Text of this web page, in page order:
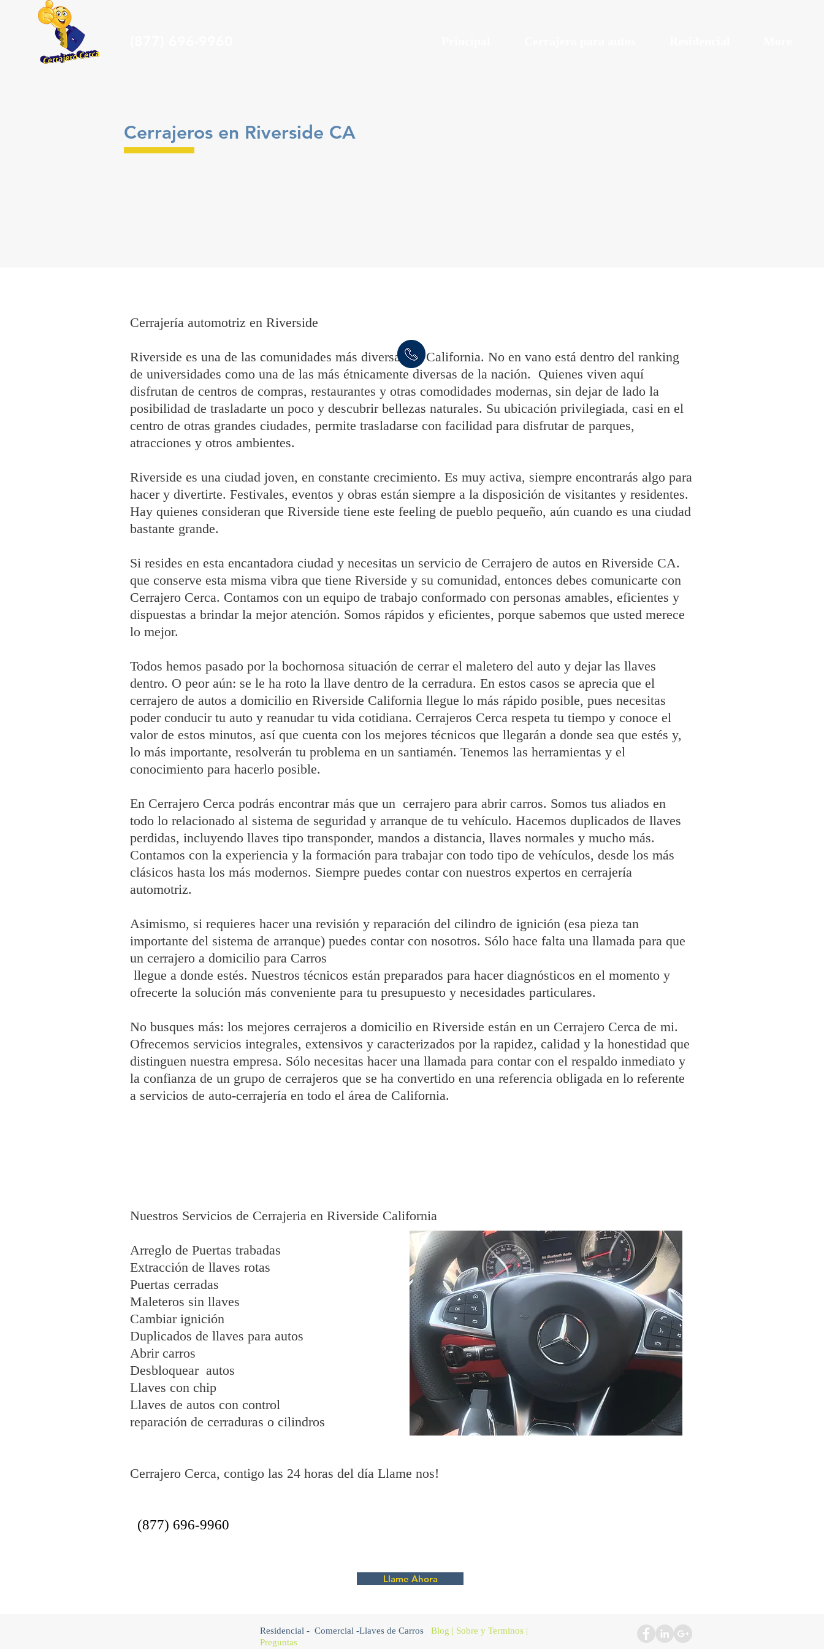
Cerrajeros en Riverside CA
Cerrajería automotriz en Riverside
Riverside es una de las comunidades más diversas de California. No en vano está dentro del ranking
de universidades como una de las más étnicamente diversas de la nación. Quienes viven aquí
disfrutan de centros de compras, restaurantes y otras comodidades modernas, sin dejar de lado la
posibilidad de trasladarte un poco y descubrir bellezas naturales. Su ubicación privilegiada, casi en el
centro de otras grandes ciudades, permite trasladarse con facilidad para disfrutar de parques,
atracciones y otros ambientes.
Riverside es una ciudad joven, en constante crecimiento. Es muy activa, siempre encontrarás algo para
hacer y divertirte. Festivales, eventos y obras están siempre a la disposición de visitantes y residentes.
Hay quienes consideran que Riverside tiene este feeling de pueblo pequeño, aún cuando es una ciudad
bastante grande.
Si resides en esta encantadora ciudad y necesitas un servicio de Cerrajero de autos en Riverside CA.
que conserve esta misma vibra que tiene Riverside y su comunidad, entonces debes comunicarte con
Cerrajero Cerca. Contamos con un equipo de trabajo conformado con personas amables, eficientes y
dispuestas a brindar la mejor atención. Somos rápidos y eficientes, porque sabemos que usted merece
lo mejor.
Todos hemos pasado por la bochornosa situación de cerrar el maletero del auto y dejar las llaves
dentro. O peor aún: se le ha roto la llave dentro de la cerradura. En estos casos se aprecia que el
cerrajero de autos a domicilio en Riverside California llegue lo más rápido posible, pues necesitas
poder conducir tu auto y reanudar tu vida cotidiana. Cerrajeros Cerca respeta tu tiempo y conoce el
valor de estos minutos, así que cuenta con los mejores técnicos que llegarán a donde sea que estés y,
lo más importante, resolverán tu problema en un santiamén. Tenemos las herramientas y el
conocimiento para hacerlo posible.
En Cerrajero Cerca podrás encontrar más que un cerrajero para abrir carros. Somos tus aliados en
todo lo relacionado al sistema de seguridad y arranque de tu vehículo. Hacemos duplicados de llaves
perdidas, incluyendo llaves tipo transponder, mandos a distancia, llaves normales y mucho más.
Contamos con la experiencia y la formación para trabajar con todo tipo de vehículos, desde los más
clásicos hasta los más modernos. Siempre puedes contar con nuestros expertos en cerrajería
automotriz.
Asimismo, si requieres hacer una revisión y reparación del cilindro de ignición (esa pieza tan
importante del sistema de arranque) puedes contar con nosotros. Sólo hace falta una llamada para que
un cerrajero a domicilio para Carros
llegue a donde estés. Nuestros técnicos están preparados para hacer diagnósticos en el momento y
ofrecerte la solución más conveniente para tu presupuesto y necesidades particulares.
No busques más: los mejores cerrajeros a domicilio en Riverside están en un Cerrajero Cerca de mi.
Ofrecemos servicios integrales, extensivos y caracterizados por la rapidez, calidad y la honestidad que
distinguen nuestra empresa. Sólo necesitas hacer una llamada para contar con el respaldo inmediato y
la confianza de un grupo de cerrajeros que se ha convertido en una referencia obligada en lo referente
a servicios de auto-cerrajería en todo el área de California.
Nuestros Servicios de Cerrajeria en Riverside California
Arreglo de Puertas trabadas
Extracción de llaves rotas
Puertas cerradas
Maleteros sin llaves
Cambiar ignición
Duplicados de llaves para autos
Abrir carros
Desbloquear autos
Llaves con chip
Llaves de autos con control
reparación de cerraduras o cilindros
Cerrajero Cerca, contigo las 24 horas del día Llame nos!
(877) 696-9960
Llame Ahora
Residencial - Comercial -Llaves de Carros Blog | Sobre y Terminos |
Preguntas